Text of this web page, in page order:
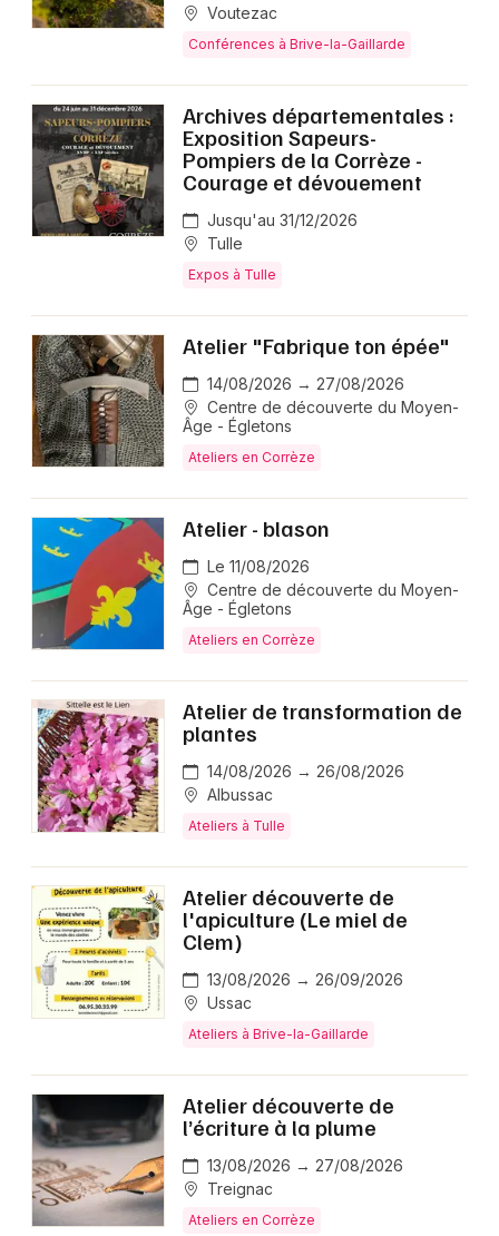
Voutezac
Conférences à Brive-la-Gaillarde
Archives départementales :
Exposition Sapeurs-
Pompiers de la Corrèze -
Courage et dévouement
Jusqu'au 31/12/2026
Tulle
Expos à Tulle
Atelier "Fabrique ton épée"
14/08/2026 → 27/08/2026
Centre de découverte du Moyen-
Âge - Égletons
Ateliers en Corrèze
Atelier - blason
Le 11/08/2026
Centre de découverte du Moyen-
Âge - Égletons
Ateliers en Corrèze
Atelier de transformation de
plantes
14/08/2026 → 26/08/2026
Albussac
Ateliers à Tulle
Atelier découverte de
l'apiculture (Le miel de
Clem)
13/08/2026 → 26/09/2026
Ussac
Ateliers à Brive-la-Gaillarde
Atelier découverte de
l’écriture à la plume
13/08/2026 → 27/08/2026
Treignac
Ateliers en Corrèze